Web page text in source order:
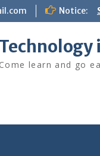
Notice:
Technology
Come learn and go